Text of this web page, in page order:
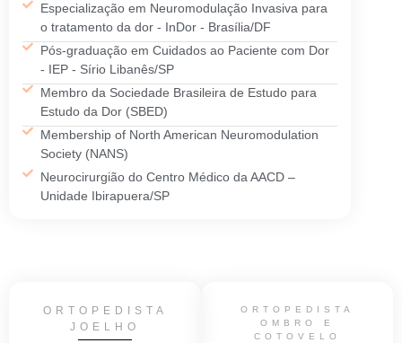
Especialização em Neuromodulação Invasiva para
o tratamento da dor - InDor - Brasília/DF
Pós-graduação em Cuidados ao Paciente com Dor
- IEP - Sírio Libanês/SP
Membro da Sociedade Brasileira de Estudo para
Estudo da Dor (SBED)
Membership of North American Neuromodulation
Society (NANS)
Neurocirurgião do Centro Médico da AACD –
Unidade Ibirapuera/SP
ORTOPEDISTA
JOELHO
ORTOPEDISTA
OMBRO E
COTOVELO